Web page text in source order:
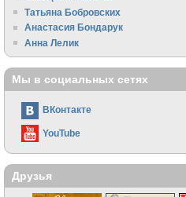
Татьяна Бобровских
Анастасия Бондарук
Анна Лелик
Мы в социальных сетях
ВКонтакте
YouTube
Друзья